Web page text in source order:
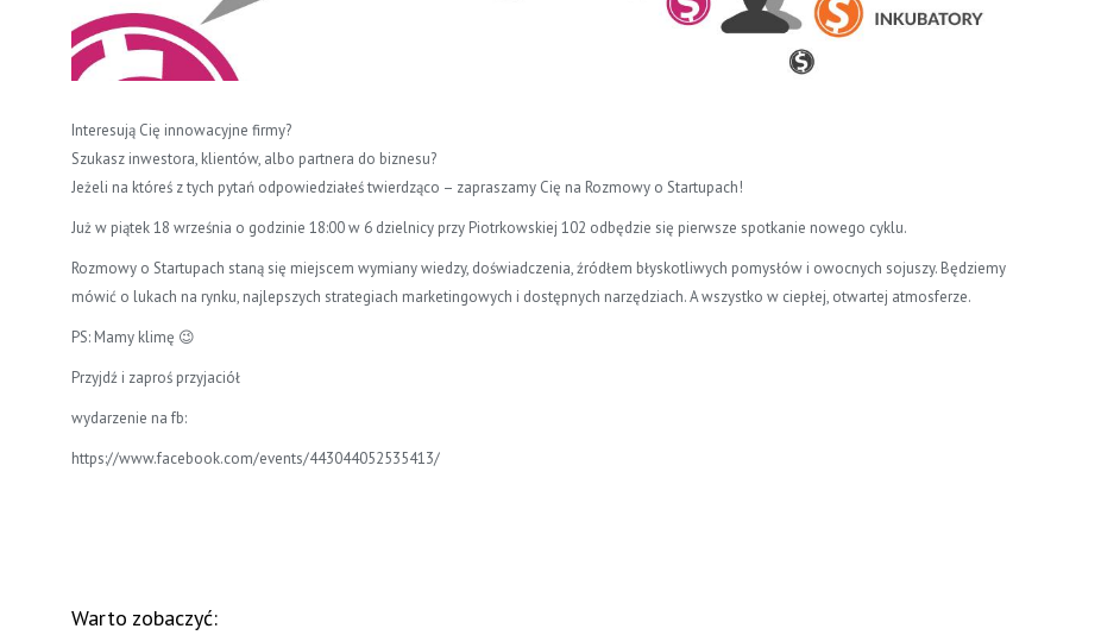
Interesują Cię innowacyjne firmy?
Szukasz inwestora, klientów, albo partnera do biznesu?
Jeżeli na któreś z tych pytań odpowiedziałeś twierdząco – zapraszamy Cię na Rozmowy o Startupach!
Już w piątek 18 września o godzinie 18:00 w 6 dzielnicy przy Piotrkowskiej 102 odbędzie się pierwsze spotkanie nowego cyklu.
Rozmowy o Startupach staną się miejscem wymiany wiedzy, doświadczenia, źródłem błyskotliwych pomysłów i owocnych sojuszy. Będziemy
mówić o lukach na rynku, najlepszych strategiach marketingowych i dostępnych narzędziach. A wszystko w ciepłej, otwartej atmosferze.
PS: Mamy klimę 😉
Przyjdź i zaproś przyjaciół
wydarzenie na fb:
https://www.facebook.com/events/443044052535413/
Warto zobaczyć: